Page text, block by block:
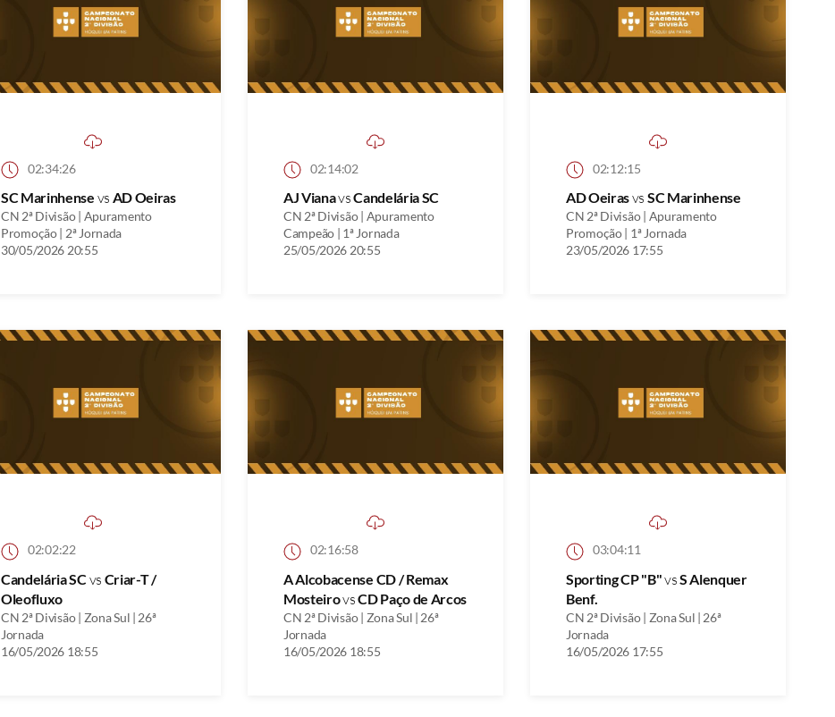
02:34:26
SC Marinhense vs AD Oeiras
CN 2ª Divisão | Apuramento
Promoção | 2ª Jornada
30/05/2026 20:55
02:14:02
AJ VianavsCandelária SC
CN 2ª Divisão | Apuramento
Campeão | 1ª Jornada
25/05/2026 20:55
02:12:15
AD Oeirasvs SC Marinhense
CN 2ª Divisão | Apuramento
Promoção | 1ª Jornada
23/05/2026 17:55
02:02:22
Candelária SCvs Criar-T /
Oleofluxo
CN 2ª Divisão | Zona Sul | 26ª
Jornada
16/05/2026 18:55
02:16:58
A Alcobacense CD / Remax
MosteirovsCD Paço de Arcos
CN 2ª Divisão | Zona Sul | 26ª
Jornada
16/05/2026 18:55
03:04:11
Sporting CP "B"vsS Alenquer
Benf.
CN 2ª Divisão | Zona Sul | 26ª
Jornada
16/05/2026 17:55